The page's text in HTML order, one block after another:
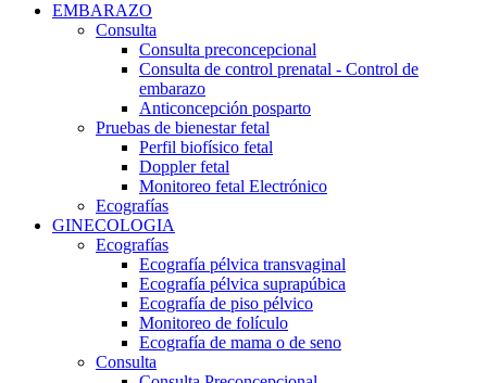
EMBARAZO
Consulta
Consulta preconcepcional
Consulta de control prenatal - Control de
embarazo
Anticoncepción posparto
Pruebas de bienestar fetal
Perfil biofísico fetal
Doppler fetal
Monitoreo fetal Electrónico
Ecografías
GINECOLOGIA
Ecografías
Ecografía pélvica transvaginal
Ecografía pélvica suprapúbica
Ecografía de piso pélvico
Monitoreo de folículo
Ecografía de mama o de seno
Consulta